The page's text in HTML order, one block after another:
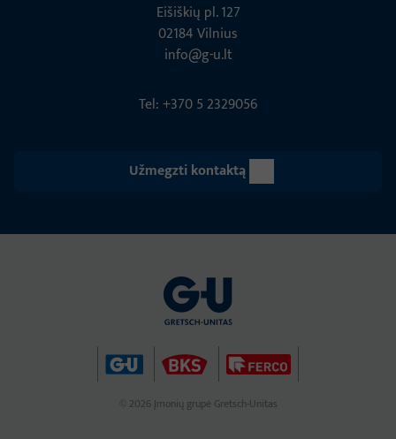
Eišiškių pl. 127
02184 Vil­nius
info@g-u.lt
Tel: +370 5 2329056
Užmegzti kontaktą
© 2026 Įmonių grupė Gretsch-Unitas